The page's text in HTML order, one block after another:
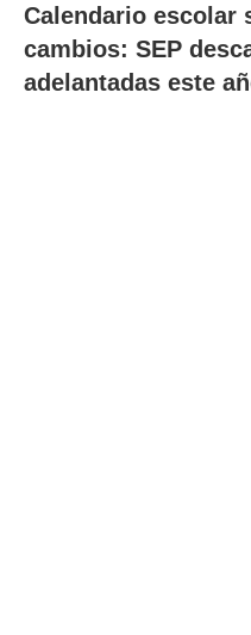
Calendario escolar
cambios: SEP
adelantadas este